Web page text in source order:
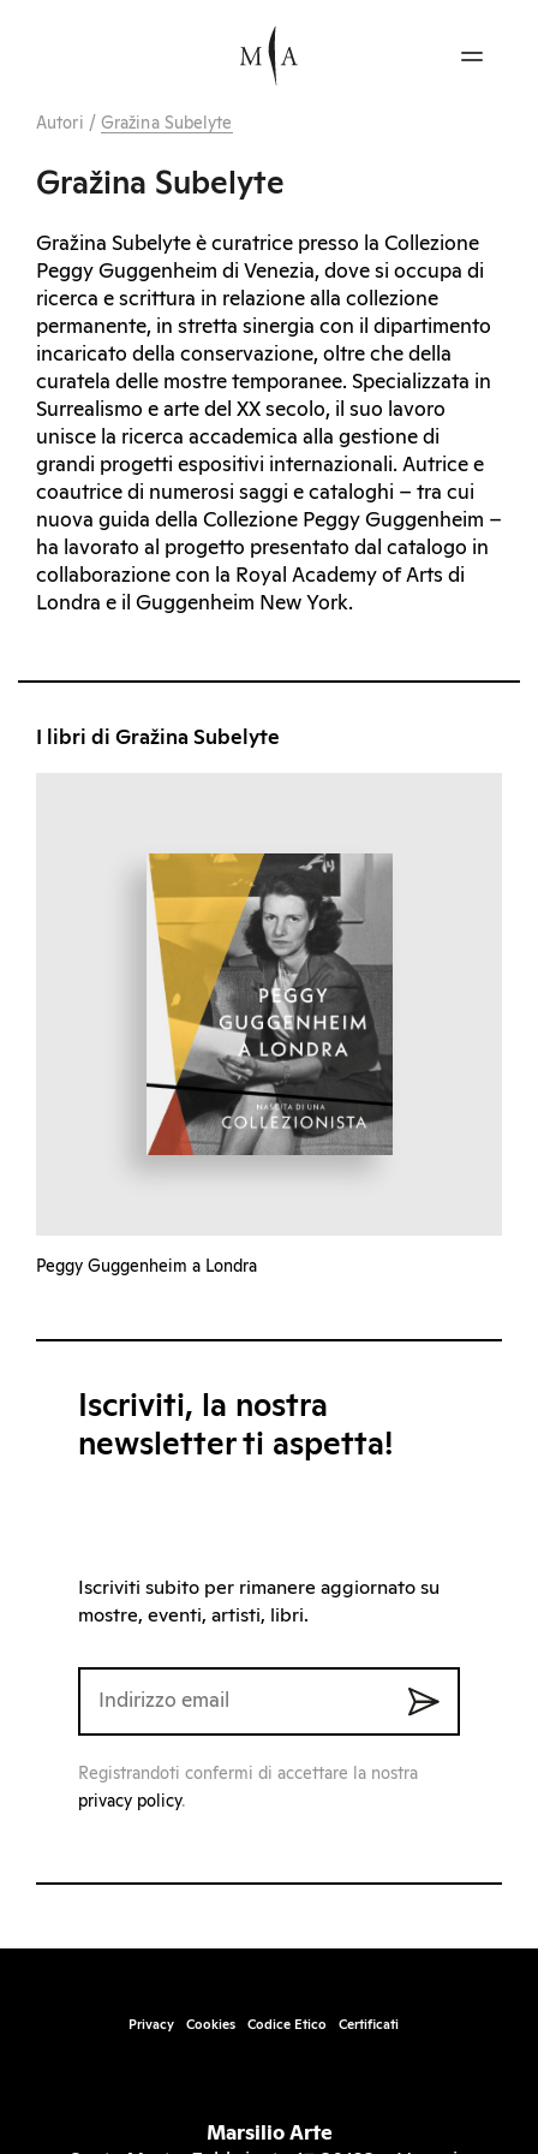
Autori / Gražina Subelyte
Gražina Subelyte
Gražina Subelyte è curatrice presso la Collezione
Peggy Guggenheim di Venezia, dove si occupa di
ricerca e scrittura in relazione alla collezione
permanente, in stretta sinergia con il dipartimento
incaricato della conservazione, oltre che della
curatela delle mostre temporanee. Specializzata in
Surrealismo e arte del XX secolo, il suo lavoro
unisce la ricerca accademica alla gestione di
grandi progetti espositivi internazionali. Autrice e
coautrice di numerosi saggi e cataloghi – tra cui
nuova guida della Collezione Peggy Guggenheim –
ha lavorato al progetto presentato dal catalogo in
collaborazione con la Royal Academy of Arts di
Londra e il Guggenheim New York.
I libri di Gražina Subelyte
Peggy Guggenheim a Londra
Iscriviti, la nostra
newsletter ti aspetta!
Iscriviti subito per rimanere aggiornato su
mostre, eventi, artisti, libri.
Registrandoti confermi di accettare la nostra
privacy policy.
Privacy Cookies Codice Etico Certificati
Marsilio Arte